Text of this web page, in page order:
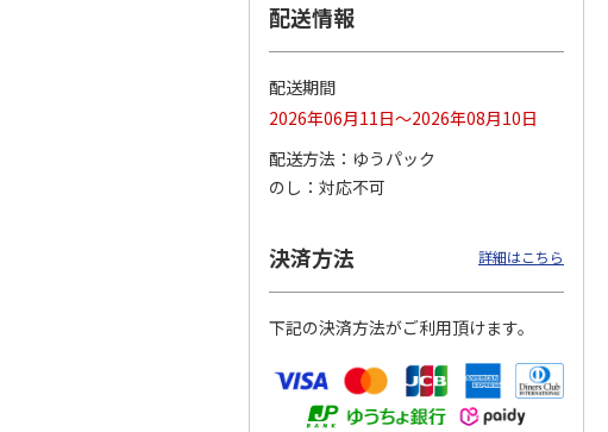
【グリーティング切
円…
4.8（11）
5,500円
4.6（7）
11,000円
配送情報
配送期間
2026年06月11日～2026年08月10日
配送方法
ゆうパック
のし
対応不可
決済方法 詳細はこちら
下記の決済方法がご利用頂けます。